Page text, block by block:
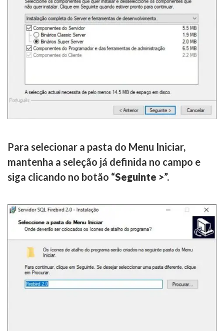
Para selecionar a pasta do Menu Iniciar,
mantenha a seleção já definida no campo e
siga clicando no botão “Seguinte >”.